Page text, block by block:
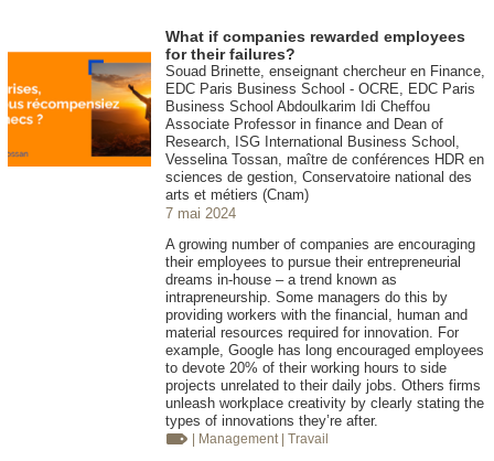
What if companies rewarded employees
for their failures?
Souad Brinette, enseignant chercheur en Finance,
EDC Paris Business School - OCRE, EDC Paris
Business School Abdoulkarim Idi Cheffou
Associate Professor in finance and Dean of
Research, ISG International Business School,
Vesselina Tossan, maître de conférences HDR en
sciences de gestion, Conservatoire national des
arts et métiers (Cnam)
7 mai 2024
A growing number of companies are encouraging
their employees to pursue their entrepreneurial
dreams in-house – a trend known as
intrapreneurship. Some managers do this by
providing workers with the financial, human and
material resources required for innovation. For
example, Google has long encouraged employees
to devote 20% of their working hours to side
projects unrelated to their daily jobs. Others firms
unleash workplace creativity by clearly stating the
types of innovations they’re after.
| Management | Travail